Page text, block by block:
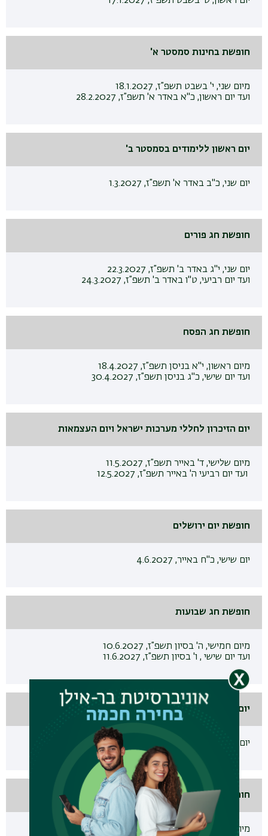
חופשת בחינות סמסטר א'
מיום שני, י' בשבט תשפ”ז, 18.1.2027
ועד יום ראשון, כ"א באדר א' תשפ”ז, 28.2.2027
יום ראשון ללימודים בסמסטר ב'
יום שני, כ"ב באדר א' תשפ”ז, 1.3.2027
חופשת חג פורים
יום שני, י"ג באדר ב' תשפ”ז, 22.3.2027
ועד יום רביעי, ט"ו באדר ב' תשפ”ז, 24.3.2027
חופשת חג הפסח
מיום ראשון, י"א בניסן תשפ”ז, 18.4.2027
ועד יום שישי, כ"ג בניסן תשפ”ז, 30.4.2027
יום הזיכרון לחללי מערכות ישראל ויום העצמאות
מיום שלישי, ד' באייר תשפ”ז, 11.5.2027
ועד יום רביעי ה' באייר תשפ”ז, 12.5.2027
חופשת יום ירושלים
יום שישי, כ"ח באייר, 4.6.2027
חופשת חג שבועות
מיום חמישי, ה' בסיון תשפ”ז, 10.6.2027
ועד יום שישי , ו' בסיון תשפ”ז, 11.6.2027
יום אחרון ללימודים בסמסטר ב'
יום שישי, כ' בסיון תשפ”ז, 25.6.2027
חופשת בחינות סמסטר ב'
מיום ראשון, כ"ב בסיון תשפ”ז, 27.6.2027